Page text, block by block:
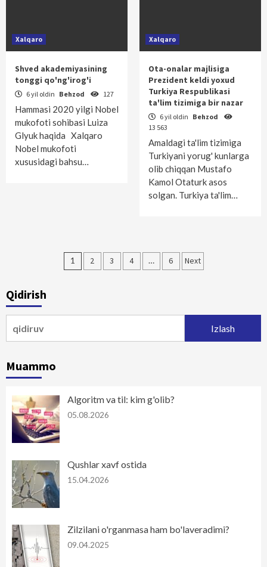
Xalqaro
Shved akademiyasining
tonggi qo'ng'irog'i
6 yil oldin Behzod 127
Hammasi 2020 yilgi Nobel
mukofoti sohibasi Luiza
Glyuk haqida Xalqaro
Nobel mukofoti
xususidagi bahsu…
Xalqaro
Ota-onalar majlisiga
Prezident keldi yoxud
Turkiya Respublikasi
ta'lim tizimiga bir nazar
6 yil oldin Behzod
13 563
Amaldagi ta'lim tizimiga
Turkiyani yorug' kunlarga
olib chiqqan Mustafo
Kamol Otaturk asos
solgan. Turkiya ta'lim…
Maqolalar
1 2 3 4 … 6 Next
Qidirish
Muammo
Algoritm va til: kim g'olib?
05.08.2026
Qushlar xavf ostida
15.04.2026
Zilzilani o'rganmasa ham bo'laveradimi?
09.04.2025